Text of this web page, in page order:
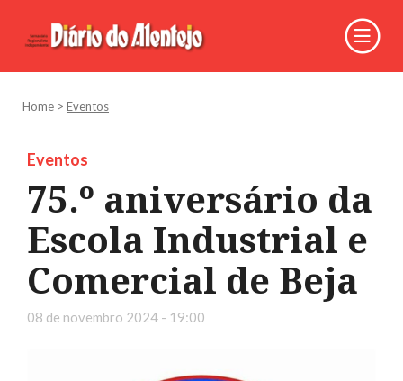
Home > Eventos
Eventos
75.º aniversário da
Escola Industrial e
Comercial de Beja
08 de novembro 2024 - 19:00